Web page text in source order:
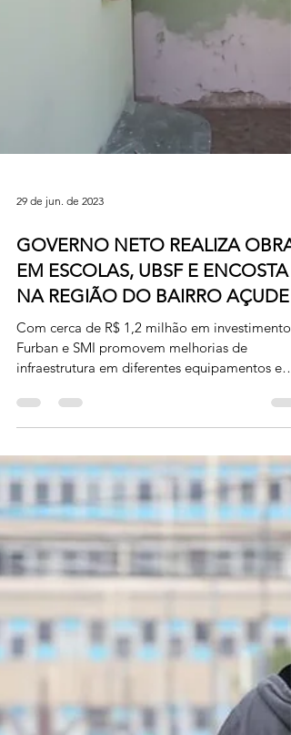
29 de jun. de 2023
GOVERNO NETO REALIZA
EM ESCOLAS, UBSF E ENCOSTA
NA REGIÃO DO BAIRRO AÇUDE
Com cerca de R$ 1,2 milhão em investimentos,
Furban e SMI promovem melhorias de
infraestrutura em diferentes equipamentos e
espaços...